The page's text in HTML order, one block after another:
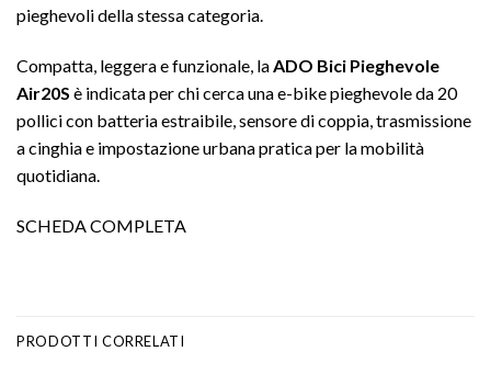
pieghevoli della stessa categoria.
Compatta, leggera e funzionale, laADO Bici Pieghevole
Air20S è indicata per chi cerca una e-bike pieghevole da 20
pollici con batteria estraibile, sensore di coppia, trasmissione
a cinghia e impostazione urbana pratica per la mobilità
quotidiana.
SCHEDA COMPLETA
PRODOTTI CORRELATI